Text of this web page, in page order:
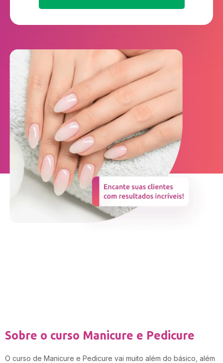
Sobre o curso Manicure e Pedicure
O curso de Manicure e Pedicure vai muito além do básico, além